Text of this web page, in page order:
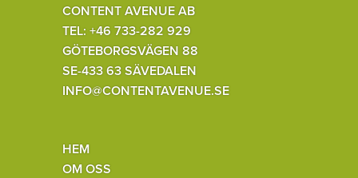
CONTENT AVENUE AB
TEL: +46 733-282 929
GÖTEBORGSVÄGEN 88
SE-433 63 SÄVEDALEN
INFO@CONTENTAVENUE.SE
HEM
OM OSS